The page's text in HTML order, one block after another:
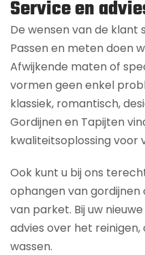
Service en
De wensen van de klant
Passen en meten doen
Afwijkende maten of
vormen geen enkel
klassiek, romantisch,
Gordijnen en Tapijten
kwaliteitsoplossing
Ook kunt u bij ons
ophangen van
van parket. Bij uw
advies over het
wassen.